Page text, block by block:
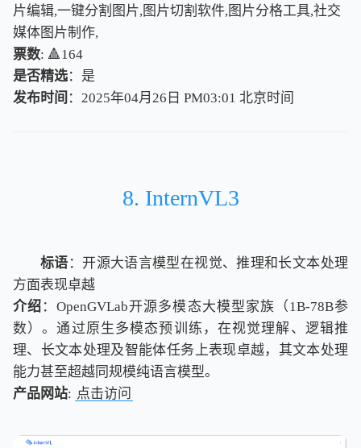
片编辑,一键分割图片,图片切割软件,图片分格工具,社交
媒体图片制作,
票数: 🔺164
是否精选：是
发布时间 ：2025年04月26日 PM03:01 北京时间
北京时间
8. InternVL3
标语 ：开源大语言模型在视觉、推理和长文本处理
方面表现卓越
介绍 ：OpenGVLab开源多模态大模型家族（1B-78B参
数）。通过原生多模态预训练，在视觉理解、逻辑推
理、长文本处理及智能体任务上表现卓越，其文本处理
能力甚至超越同规模纯语言模型。
产品网站: 点击访问